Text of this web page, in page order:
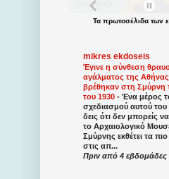
Τα πρωτοσέλιδατων
mikres ekdoseis
Έγινε η σύνθεση
αγάλματος της
βρέθηκαν στη Σμύρνη
του 1930 - Ένα μέρος
σχεδιασμού αυτού
δεις ότι δεν μπορείς
το Αρχαιολογικό
Σμύρνης εκθέτει τα
στις απ...
Πριν από 4 εβδομάδες